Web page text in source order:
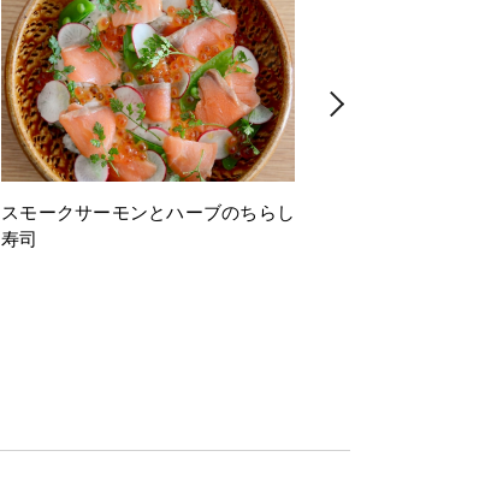
スモークサーモンとハーブのちらし
寿司